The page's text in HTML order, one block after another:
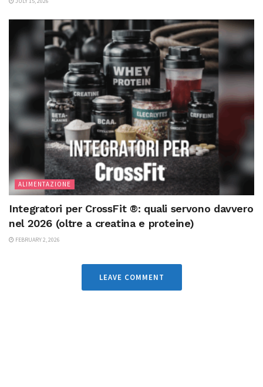
ALIMENTAZIONE
Integratori per CrossFit ®: quali servono davvero
nel 2026 (oltre a creatina e proteine)
FEBRUARY 2, 2026
LEAVE COMMENT